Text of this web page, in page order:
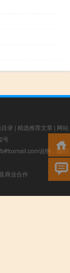
录 | 精选推荐文章 | 网站
号
说明，我们
商业合作